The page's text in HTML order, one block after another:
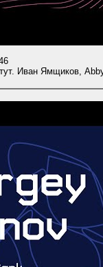
Иван Ямщиков,